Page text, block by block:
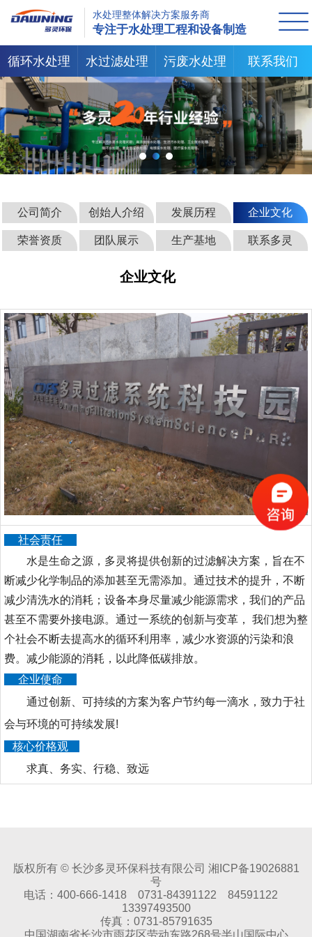
水处理整体解决方案服务商
专注于水处理工程和设备制造
循环水处理 水过滤处理 污废水处理 联系我们
公司简介 创始人介绍 发展历程 企业文化
荣誉资质 团队展示 生产基地 联系多灵
企业文化
社会责任
水是生命之源，多灵将提供创新的过滤解决方案，旨在不
断减少化学制品的添加甚至无需添加。通过技术的提升，不断
减少清洗水的消耗；设备本身尽量减少能源需求，我们的产品
甚至不需要外接电源。通过一系统的创新与变革， 我们想为整
个社会不断去提高水的循环利用率，减少水资源的污染和浪
费。减少能源的消耗，以此降低碳排放。
企业使命
通过创新、可持续的方案为客户节约每一滴水，致力于社
会与环境的可持续发展!
核心价格观
求真、务实、行稳、致远
版权所有 © 长沙多灵环保科技有限公司 湘ICP备19026881
号
电话：400-666-1418 0731-84391122 84591122
13397493500
传真：0731-85791635
中国湖南省长沙市雨花区劳动东路268号半山国际中心